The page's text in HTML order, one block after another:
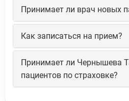
Принимает ли врач новых
Как записаться на прием?
Принимает ли Чернышева
пациентов по страховке?